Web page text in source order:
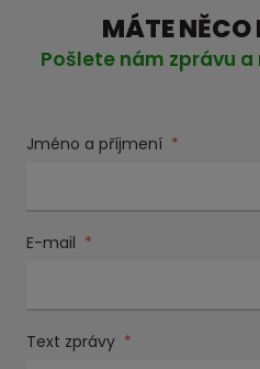
MÁTE NĚCO
Pošlete nám zprávu
Jméno a příjmení *
E-mail *
Text zprávy *